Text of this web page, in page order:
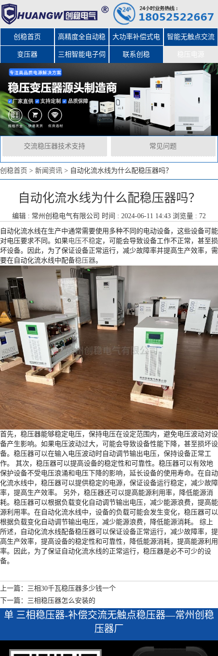
创稳首页 高精度全自动稳
压器
大功率补偿式电
力稳压器
智能无触点交流
变压器 三相智能电子伺 联系创稳
交流稳压器技术支持 常见问题
创稳首页 > 新闻资讯 > 自动化流水线为什么配稳压器吗？
自动化流水线为什么配稳压器吗？
编辑 : 常州创稳电气有限公司 时间 : 2024-06-11 14:43 浏览量 : 72
自动化流水线在生产中通常需要使用多种不同的电动设备，这些设备可能
对电压要求不同。如果电压不稳定，可能会导致设备工作不正常，甚至损
坏设备。因此，为了保证设备正常运行，减少故障率并提高生产效率，需
要在自动化流水线中配备稳压器。
首先，稳压器能够稳定电压，保持电压在设定范围内，避免电压波动对设
备产生影响。如果电压波动过大，可能会导致设备性能下降，甚至损坏设
备。稳压器可以在输入电压波动时自动调节输出电压，保持设备正常工
作。 其次，稳压器可以提高设备的稳定性和可靠性。稳压器可以有效地
保护设备不受电压浪涌和电压下降的影响，延长设备的使用寿命。在自动
化流水线中，稳压器可以提供稳定的电源，保证设备运行稳定，减少故障
率，提高生产效率。 另外，稳压器还可以提高能源利用率，降低能源消
耗。稳压器可以根据负载变化自动调节输出电压，减少能源浪费，提高能
源利用率。在自动化流水线中，设备的负载可能会发生变化，稳压器可以
根据负载变化自动调节输出电压，减少能源浪费，降低能源消耗。 综上
所述，自动化流水线配备稳压器可以保证设备正常运行，减少故障率，提
高生产效率，提高设备的稳定性和可靠性，降低能源消耗，提高能源利用
率。因此，为了保证自动化流水线的正常运行，稳压器是必不可少的设
备。
上一篇：三相30千瓦稳压器多少钱一个
下一篇：三相稳压器怎么安装的
单 三相稳压器-补偿交流无触点稳压器—常州创稳
压器厂